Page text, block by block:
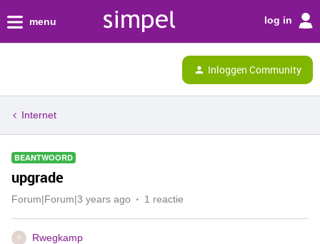
menu log in
Inloggen Community
Internet
BEANTWOORD
upgrade
Forum|Forum|3 years ago 1 reactie
R Rwegkamp